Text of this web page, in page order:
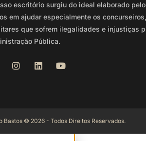
escritório surgiu do ideal elaborado
em ajudar especialmente os
que sofrem ilegalidades e injustiças
Pública.
Bastos © 2026 - Todos Direitos Reservados.